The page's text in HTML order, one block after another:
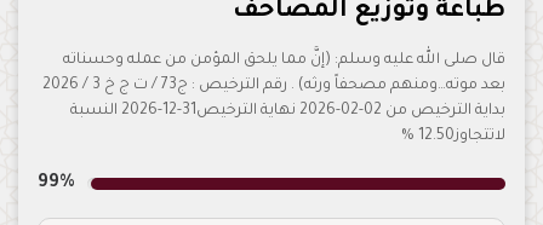
طباعة وتوزيع المصاحف
قال صلى الله عليه وسلم: (إنَّ مما يلحق المؤمن من عمله وحسناته
بعد موته…ومنهم مصحفاً ورثه) . رقم الترخيص : ج73 / ت ج خ 3 / 2026
بداية الترخيص من 02-02-2026 نهاية الترخيص31-12-2026 النسبة
لاتتجاوز12.50 %
99%